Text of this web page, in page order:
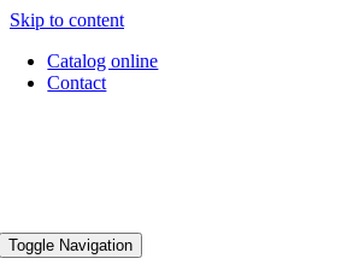
Skip to content
Catalog online
Contact
Toggle Navigation